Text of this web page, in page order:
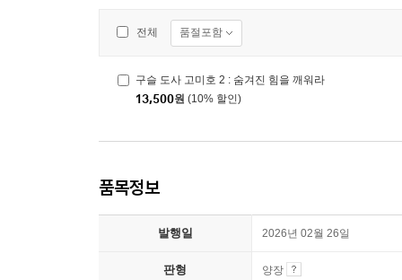
전체 품절포함
구슬 도사 고미호 2 : 숨겨진 힘을 깨워라
13,500원 (10% 할인)
품목정보
발행일 2026년 02월 26일
판형 양장